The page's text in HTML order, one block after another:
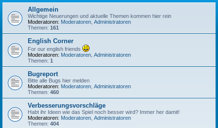
h
Allgemein
Wichtige Neuerungen und aktuelle Themen kommen hier rein
Moderatoren: Moderatoren Administratoren
Themen: 161
English Corner
For our english friends
Moderatoren: Moderatoren Administratoren
Themen: 1
Bugreport
Bitte alle Bugs hier melden
Moderatoren: Moderatoren Administratoren
Themen: 460
Verbesserungsvorschläge
Habt ihr Ideen wie das Spiel noch besser wird? Immer her damit!
Moderatoren: Moderatoren Administratoren
Themen: 404